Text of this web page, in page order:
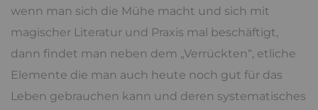
wenn man sich die Mühe macht und sich mit
magischer Literatur und Praxis mal beschäftigt,
dann findet man neben dem „Verrückten“, etliche
Elemente die man auch heute noch gut für das
Leben gebrauchen kann und deren systematisches